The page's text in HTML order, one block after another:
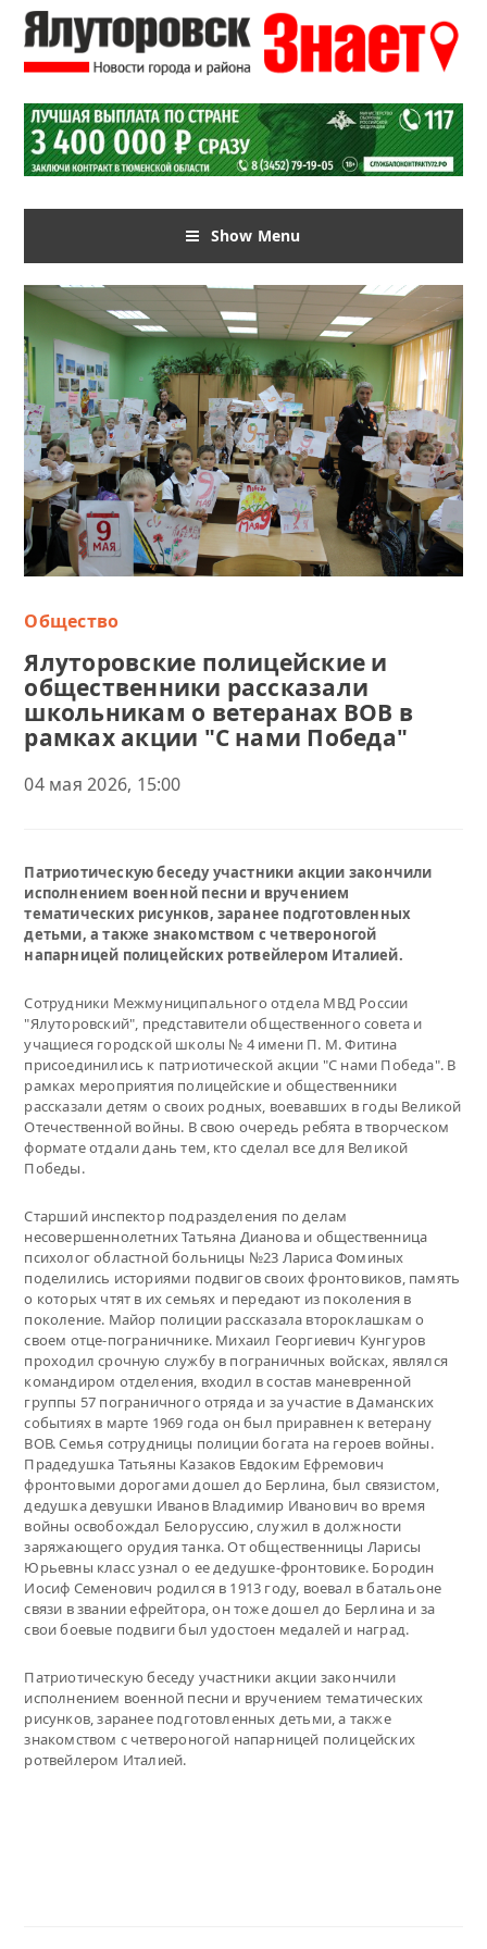
Show Menu
Общество
Ялуторовские полицейские и
общественники рассказали
школьникам о ветеранах ВОВ в
рамках акции "С нами Победа"
04 мая 2026, 15:00
Патриотическую беседу участники акции закончили
исполнением военной песни и вручением
тематических рисунков, заранее подготовленных
детьми, а также знакомством с четвероногой
напарницей полицейских ротвейлером Италией.
Сотрудники Межмуниципального отдела МВД России
"Ялуторовский", представители общественного совета и
учащиеся городской школы № 4 имени П. М. Фитина
присоединились к патриотической акции "С нами Победа". В
рамках мероприятия полицейские и общественники
рассказали детям о своих родных, воевавших в годы Великой
Отечественной войны. В свою очередь ребята в творческом
формате отдали дань тем, кто сделал все для Великой
Победы.
Старший инспектор подразделения по делам
несовершеннолетних Татьяна Дианова и общественница
психолог областной больницы №23 Лариса Фоминых
поделились историями подвигов своих фронтовиков, память
о которых чтят в их семьях и передают из поколения в
поколение. Майор полиции рассказала второклашкам о
своем отце-пограничнике. Михаил Георгиевич Кунгуров
проходил срочную службу в пограничных войсках, являлся
командиром отделения, входил в состав маневренной
группы 57 пограничного отряда и за участие в Даманских
событиях в марте 1969 года он был приравнен к ветерану
ВОВ. Семья сотрудницы полиции богата на героев войны.
Прадедушка Татьяны Казаков Евдоким Ефремович
фронтовыми дорогами дошел до Берлина, был связистом,
дедушка девушки Иванов Владимир Иванович во время
войны освобождал Белоруссию, служил в должности
заряжающего орудия танка. От общественницы Ларисы
Юрьевны класс узнал о ее дедушке-фронтовике. Бородин
Иосиф Семенович родился в 1913 году, воевал в батальоне
связи в звании ефрейтора, он тоже дошел до Берлина и за
свои боевые подвиги был удостоен медалей и наград.
Патриотическую беседу участники акции закончили
исполнением военной песни и вручением тематических
рисунков, заранее подготовленных детьми, а также
знакомством с четвероногой напарницей полицейских
ротвейлером Италией.